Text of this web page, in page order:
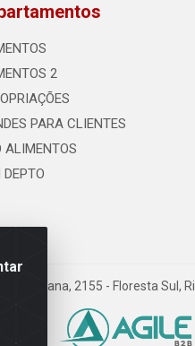
2
PARA CLIENTES
ALIMENTOS
DEPTO
2155 - Floresta Sul,